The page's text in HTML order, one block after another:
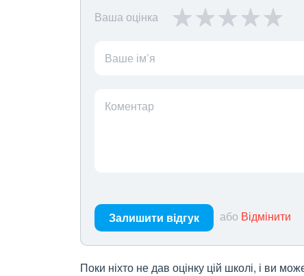
Ваша оцінка
Ваше ім’я
Коментар
Залишити відгук або Відмінити
Поки ніхто не дав оцінку цій школі, і ви